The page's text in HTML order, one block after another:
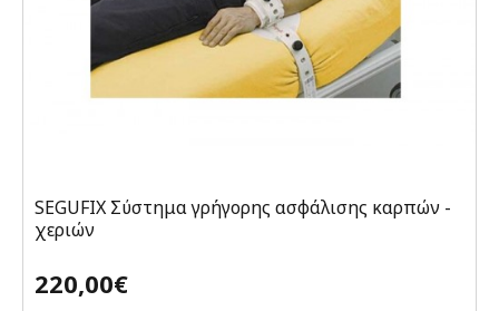
SEGUFIX Σύστημα γρήγορης ασφάλισης καρπών -
χεριών
220,00€